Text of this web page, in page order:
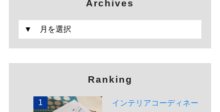
Archives
Ranking
インテリアコーディネー